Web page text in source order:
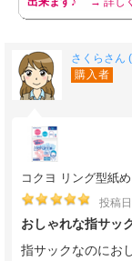
さくらさん
購入者
コクヨ リング型紙
投稿日
おしゃれな指サッ
指サックなのにお